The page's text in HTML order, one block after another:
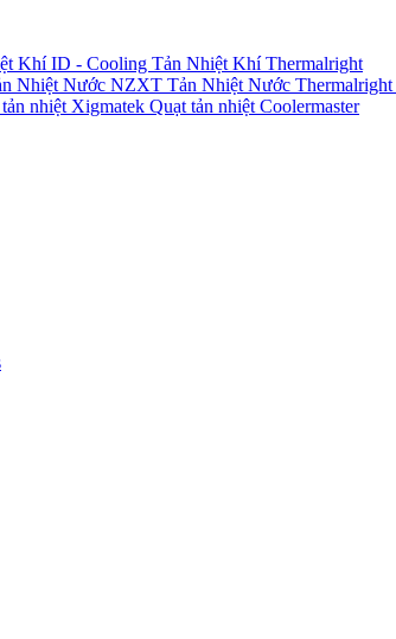
Khí ID - Cooling Tản Nhiệt Khí Thermalright
Nhiệt Nước NZXT Tản Nhiệt Nước Thermalright
nhiệt Xigmatek Quạt tản nhiệt Coolermaster